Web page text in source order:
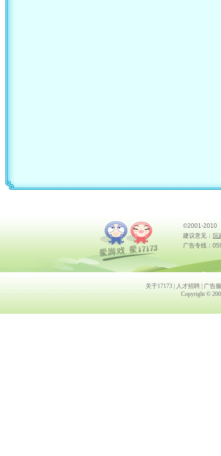
©2001-2010
建议意见： 玩
广告专线：
关于17173 人才招聘
广告
Copyright ©